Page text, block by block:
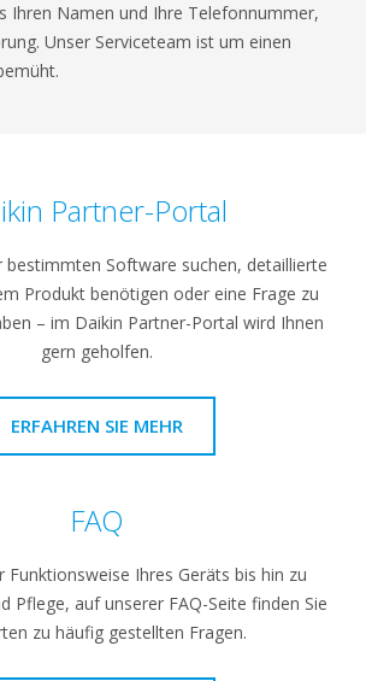
Ihren Namen und Ihre Telefonnummer,
Unser Serviceteam ist um einen
Partner-Portal
bestimmten Software suchen, detaillierte
Produkt benötigen oder eine Frage zu
– im Daikin Partner-Portal wird Ihnen
gern geholfen.
ERFAHREN SIE MEHR
FAQ
Funktionsweise Ihres Geräts bis hin zu
Pflege, auf unserer FAQ-Seite finden Sie
zu häufig gestellten Fragen.